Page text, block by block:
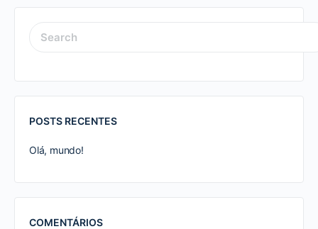
SEARCH
FOR:
POSTS RECENTES
Olá, mundo!
COMENTÁRIOS